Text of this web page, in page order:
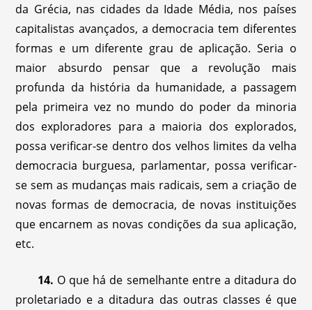
da Grécia, nas cidades da Idade Média, nos países
capitalistas avançados, a democracia tem diferentes
formas e um diferente grau de aplicação. Seria o
maior absurdo pensar que a revolução mais
profunda da história da humanidade, a passagem
pela primeira vez no mundo do poder da minoria
dos exploradores para a maioria dos explorados,
possa verificar-se dentro dos velhos limites da velha
democracia burguesa, parlamentar, possa verificar-
se sem as mudanças mais radicais, sem a criação de
novas formas de democracia, de novas instituições
que encarnem as novas condições da sua aplicação,
etc.
14. O que há de semelhante entre a ditadura do
proletariado e a ditadura das outras classes é que